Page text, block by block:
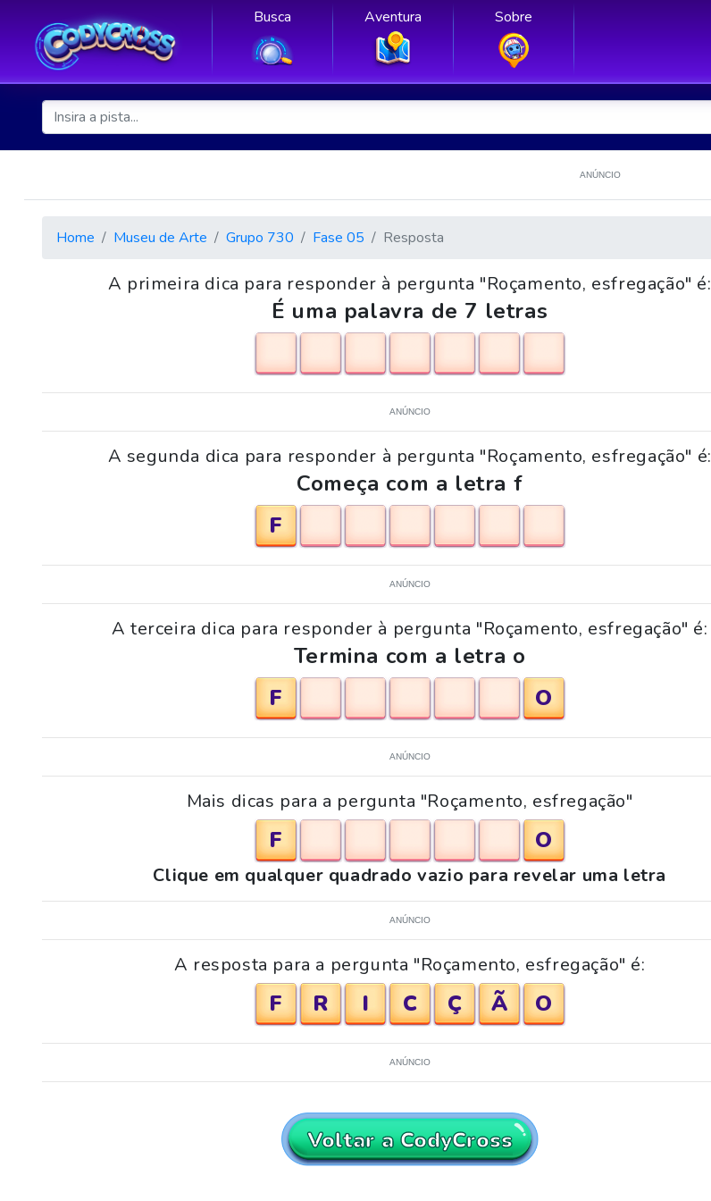
Busca Aventura Sobre
ANÚNCIO
Home Museu de Arte Grupo 730 Fase 05 Resposta
A primeira dica para responder à pergunta "Roçamento, esfregação" é:
É uma palavra de 7 letras
ANÚNCIO
A segunda dica para responder à pergunta "Roçamento, esfregação" é:
Começa com a letra f
F
ANÚNCIO
A terceira dica para responder à pergunta "Roçamento, esfregação" é:
Termina com a letra o
F
O
ANÚNCIO
Mais dicas para a pergunta "Roçamento, esfregação"
F O
Clique em qualquer quadrado vazio para revelar uma letra
ANÚNCIO
A resposta para a pergunta "Roçamento, esfregação" é:
F R I C Ç Ã O
ANÚNCIO
Voltar a CodyCross